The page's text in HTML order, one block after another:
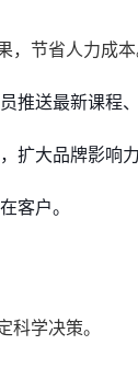
节省人力成本
推送最新课程、
扩大品牌影响力
客户。
学决策。